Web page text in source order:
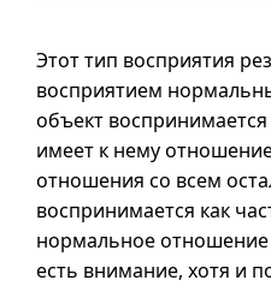
Этот тип восприятия
восприятием
объект
имеет к нему
отношения со всем
воспринимается как
нормальное
есть внимание, хотя и